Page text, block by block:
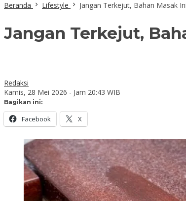
Beranda Lifestyle Jangan Terkejut, Bahan Masak
Jangan Terkejut,
Redaksi
Kamis, 28 Mei 2026 - Jam 20:43 WIB
Bagikan ini:
Facebook X